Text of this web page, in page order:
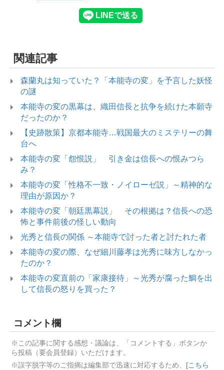
関連記事
森蘭丸は知っていた？「本能寺の変」を予言した妖怪
の謎
本能寺の変の黒幕は、織田信長と抗争を続けた本願寺
だったのか？
【史跡散策】京都本能寺…戦国最大のミステリーの舞
台へ
本能寺の変「怨恨説」 引き金は信長への恨みつら
み？
本能寺の変「性格不一致・ノイローゼ説」～精神的な
理由が原因か？
本能寺の変「朝廷黒幕説」 その根拠は？信長への恐
怖と事件前後の怪しい動向
光秀と信長の関係 ～本能寺で討った者と討たれた者
本能寺の変の際、なぜ細川藤孝は光秀に味方しなかっ
たのか？
本能寺の変直前の「家康接待」～光秀が腐った鯛を出
して信長の怒りを買った？
コメント欄
※この記事に関する感想・議論は、「コメントする」ボタンか
ら投稿（要会員登録）いただけます。
※誤字脱字等のご指摘は編集部で迅速に対応するため、
[こちら